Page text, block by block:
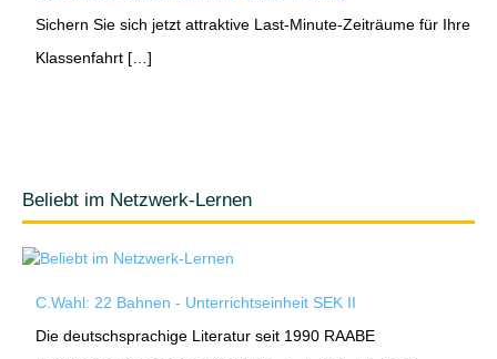
Sichern Sie sich jetzt attraktive Last-Minute-Zeiträume für Ihre
Klassenfahrt […]
Beliebt im Netzwerk-Lernen
C.Wahl: 22 Bahnen - Unterrichtseinheit SEK II
Die deutschsprachige Literatur seit 1990 RAABE